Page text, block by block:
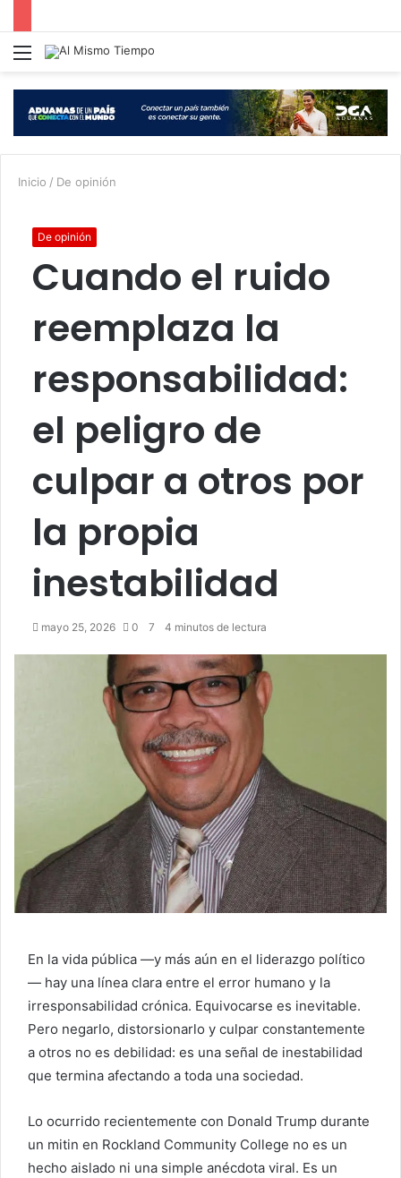
Menú
Inicio / De opinión
De opinión
Cuando el ruido
reemplaza la
responsabilidad:
el peligro de
culpar a otros por
la propia
inestabilidad
mayo 25, 2026 0 7 4 minutos de lectura
En la vida pública —y más aún en el liderazgo político
— hay una línea clara entre el error humano y la
irresponsabilidad crónica. Equivocarse es inevitable.
Pero negarlo, distorsionarlo y culpar constantemente
a otros no es debilidad: es una señal de inestabilidad
que termina afectando a toda una sociedad.
Lo ocurrido recientemente con Donald Trump durante
un mitin en Rockland Community College no es un
hecho aislado ni una simple anécdota viral. Es un